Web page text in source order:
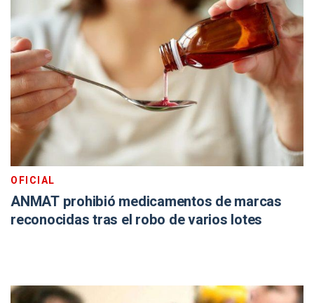
OFICIAL
ANMAT prohibió medicamentos de marcas
reconocidas tras el robo de varios lotes